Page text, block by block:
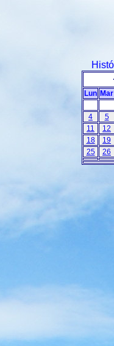
Lun Mar
4
5
11
12
18
19
25
26